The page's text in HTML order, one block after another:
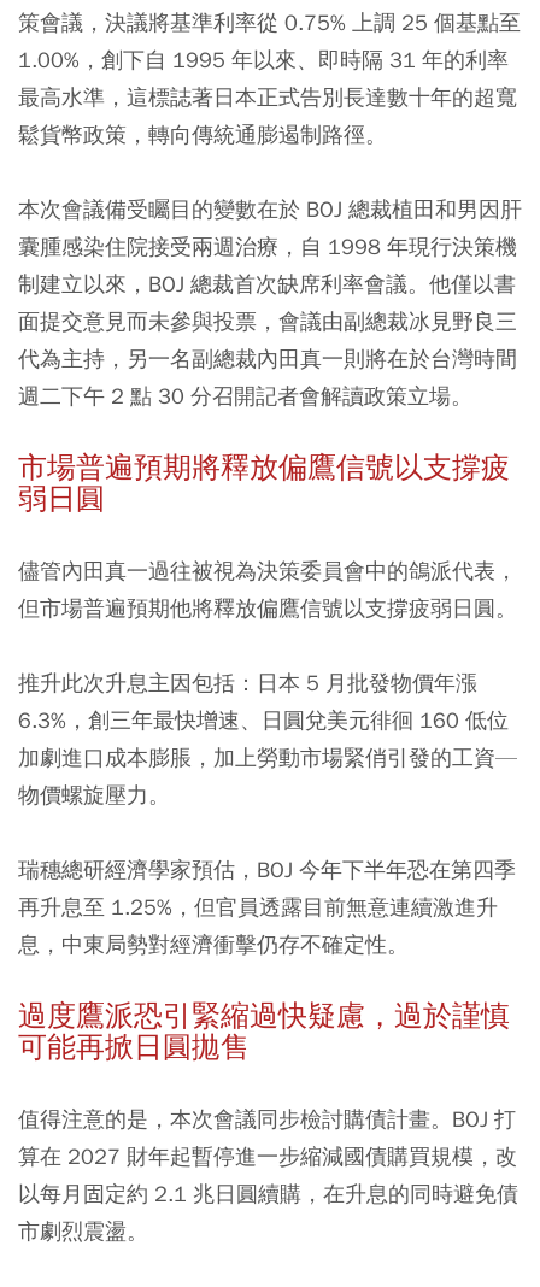
策會議，決議將基準利率從 0.75% 上調 25 個基點至
1.00%，創下自 1995 年以來、即時隔 31 年的利率
最高水準，這標誌著日本正式告別長達數十年的超寬
鬆貨幣政策，轉向傳統通膨遏制路徑。
本次會議備受矚目的變數在於 BOJ 總裁植田和男因肝
囊腫感染住院接受兩週治療，自 1998 年現行決策機
制建立以來，BOJ 總裁首次缺席利率會議。他僅以書
面提交意見而未參與投票，會議由副總裁冰見野良三
代為主持，另一名副總裁內田真一則將在於台灣時間
週二下午 2 點 30 分召開記者會解讀政策立場。
市場普遍預期將釋放偏鷹信號以支撐疲
弱日圓
儘管內田真一過往被視為決策委員會中的鴿派代表，
但市場普遍預期他將釋放偏鷹信號以支撐疲弱日圓。
推升此次升息主因包括：日本 5 月批發物價年漲
6.3%，創三年最快增速、日圓兌美元徘徊 160 低位
加劇進口成本膨脹，加上勞動市場緊俏引發的工資—
物價螺旋壓力。
瑞穗總研經濟學家預估，BOJ 今年下半年恐在第四季
再升息至 1.25%，但官員透露目前無意連續激進升
息，中東局勢對經濟衝擊仍存不確定性。
過度鷹派恐引緊縮過快疑慮，過於謹慎
可能再掀日圓拋售
值得注意的是，本次會議同步檢討購債計畫。BOJ 打
算在 2027 財年起暫停進一步縮減國債購買規模，改
以每月固定約 2.1 兆日圓續購，在升息的同時避免債
市劇烈震盪。